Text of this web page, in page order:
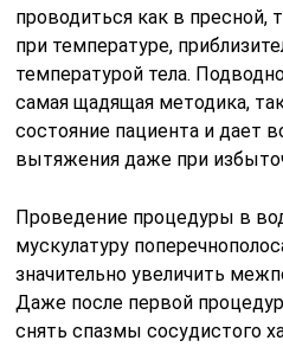
проводиться как в пресной,
при температуре,
температурой тела.
самая щадящая методика,
состояние пациента и дает
вытяжения даже при
Проведение процедуры в
мускулатуру
значительно увеличить
Даже после первой
снять спазмы сосудистого